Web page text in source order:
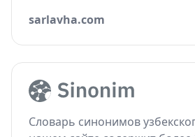
sarlavha.com
Словарь синонимов